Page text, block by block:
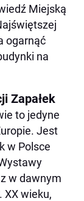
Miejską
ogarnąć
na
Zapałek
to jedyne
Jest
w Polsce
w dawnym
XX wieku,